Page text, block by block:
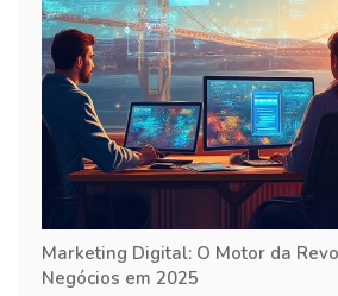
Marketing Digital: O Motor da
Negócios em 2025